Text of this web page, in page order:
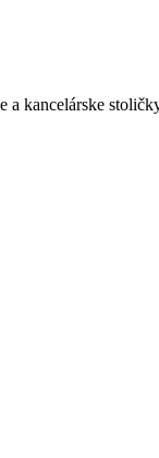
kancelárske